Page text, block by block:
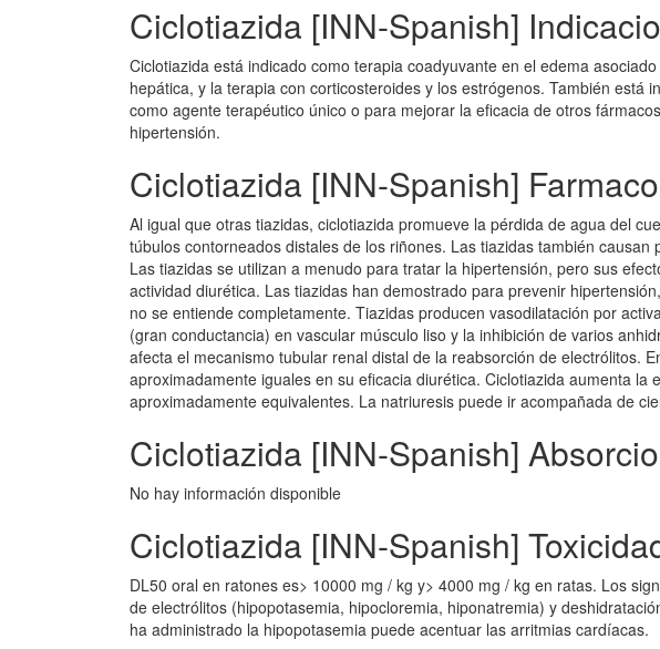
Ciclotiazida [INN-Spanish]
Ciclotiazida está indicado como terapia coadyuvante en el edema
hepática, y la terapia con corticosteroides y los estrógenos. También está
como agente terapéutico único o para mejorar la eficacia de otros
hipertensión.
Ciclotiazida [INN-Spanish]
Al igual que otras tiazidas, ciclotiazida promueve la pérdida de agua del
túbulos contorneados distales de los riñones. Las tiazidas también
Las tiazidas se utilizan a menudo para tratar la hipertensión, pero sus
actividad diurética. Las tiazidas han demostrado para prevenir
no se entiende completamente. Tiazidas producen vasodilatación por
(gran conductancia) en vascular músculo liso y la inhibición de varios
afecta el mecanismo tubular renal distal de la reabsorción de electrólitos.
aproximadamente iguales en su eficacia diurética. Ciclotiazida aumenta la
aproximadamente equivalentes. La natriuresis puede ir acompañada de
Ciclotiazida [INN-Spanish]
No hay información disponible
Ciclotiazida [INN-Spanish]
DL50 oral en ratones es> 10000 mg / kg y> 4000 mg / kg en ratas. Los
de electrólitos (hipopotasemia, hipocloremia, hiponatremia) y
ha administrado la hipopotasemia puede acentuar las arritmias cardíacas.